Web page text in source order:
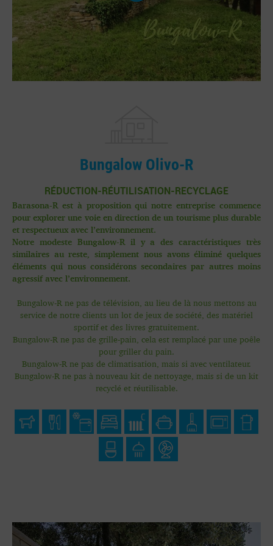
Bungalow Olivo-R
RÉDUCTION-RÉUTILISATION-RECYCLAGE
Barasona-R est à proposition qui notre entreprise commence
pour explorer une voie en direction de un tourisme plus durable
et respectueux avec l’environnement.
Notre modeste Bungalow-R il y a des caractéristiques très
similaires au reste, simplement nous avons éliminé quelques
éléments qui nous considérons secondaires par autres moins
agressif avec l’environnement.
Bungalow-R ne pas de télévision, au lieu de là nous mettons au
service de notre clients un lot de jeux de société, des matériel
sportif et des livres gratuitement.
Bungalow-R ne pas de grille-pain, cela est remplacé par une poêle
pour griller du pain.
Bungalow-R ne pas de climatisation, mais si avec ventilateur.
Bungalow-R ne pas à nouveau kit de nettoyage, mais si de un kit
recyclé et réutilisable.